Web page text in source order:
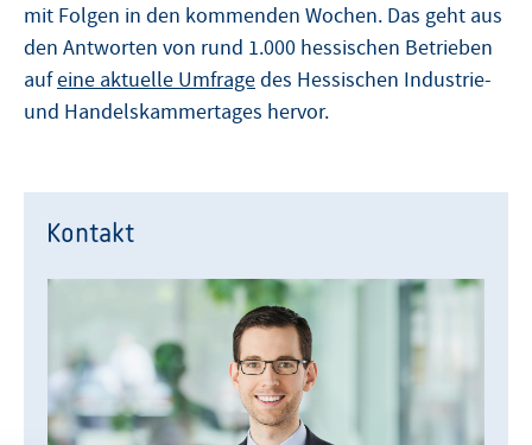
mit Folgen in den kommenden Wochen. Das geht aus
den Antworten von rund 1.000 hessischen Betrieben
aufeine aktuelle Umfragedes Hessischen Industrie-
und Handelskammertages hervor.
Kontakt